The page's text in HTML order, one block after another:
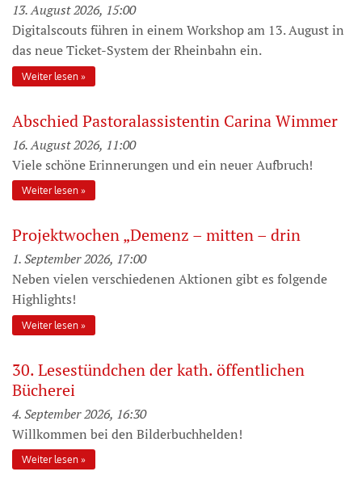
13. August 2026, 15:00
Digitalscouts führen in einem Workshop am 13. August in
das neue Ticket-System der Rheinbahn ein.
Weiter lesen
Abschied Pastoralassistentin Carina Wimmer
16. August 2026, 11:00
Viele schöne Erinnerungen und ein neuer Aufbruch!
Weiter lesen
Projektwochen „Demenz – mitten – drin
1. September 2026, 17:00
Neben vielen verschiedenen Aktionen gibt es folgende
Highlights!
Weiter lesen
30. Lesestündchen der kath. öffentlichen
Bücherei
4. September 2026, 16:30
Willkommen bei den Bilderbuchhelden!
Weiter lesen